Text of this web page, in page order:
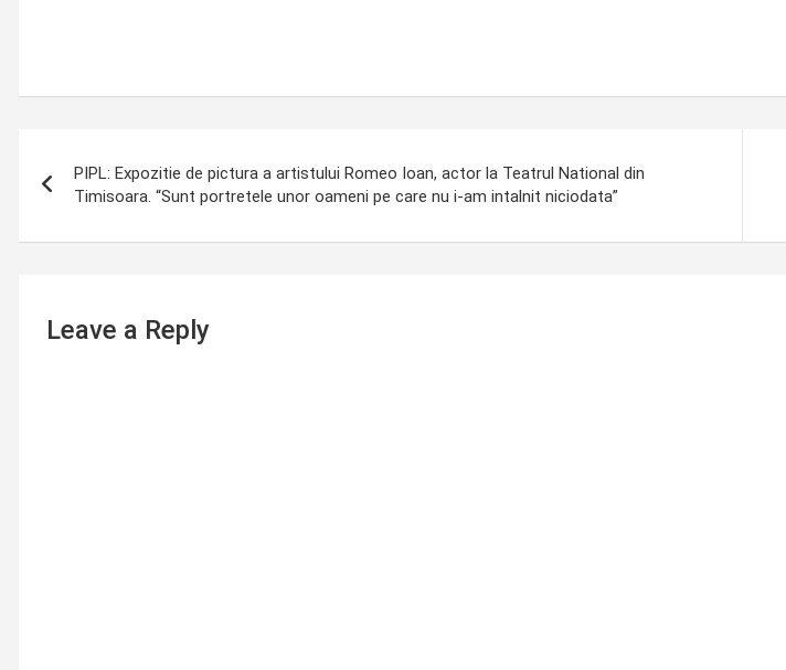
navigation
PIPL: Expozitie de pictura a artistului Romeo Ioan, actor la Teatrul National din
Timisoara. “Sunt portretele unor oameni pe care nu i-am intalnit niciodata”
Leave a Reply